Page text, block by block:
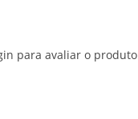
para avaliar o produto